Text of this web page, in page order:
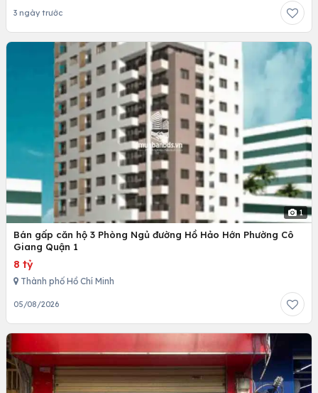
3 ngày trước
1
Bán gấp căn hộ 3 Phòng Ngủ đường Hồ Hảo Hớn Phường Cô
Giang Quận 1
8 tỷ
Thành phố Hồ Chí Minh
05/08/2026